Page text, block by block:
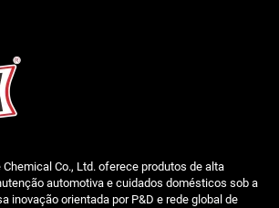
Chemical Co., Ltd. oferece produtos de alta
automotiva e cuidados domésticos sob a
inovação orientada por P&D e rede global de